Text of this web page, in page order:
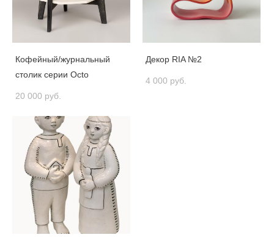
Кофейный/журнальный
столик серии Octo
20 000 pуб.
Декор RIA №2
4 000 pуб.